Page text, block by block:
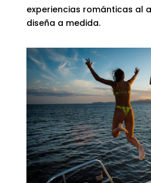
experiencias románticas al
diseña a medida.